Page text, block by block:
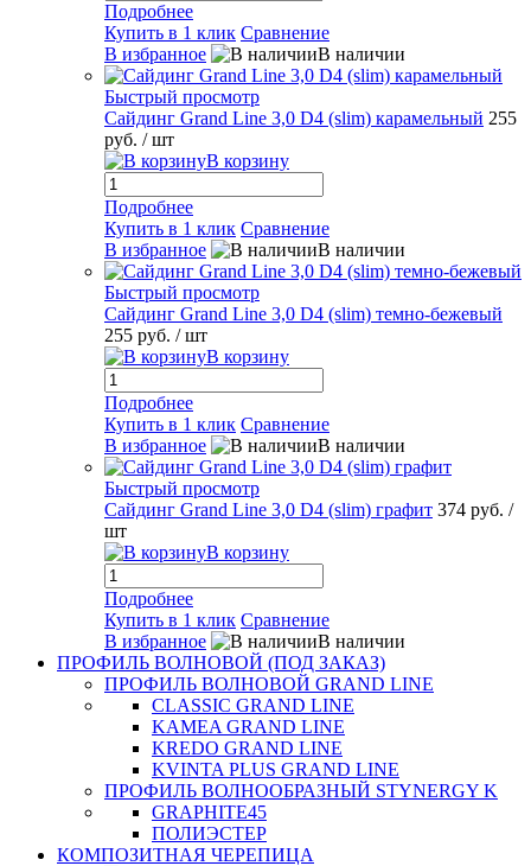
Подробнее
Купить в 1 клик Сравнение
В избранное
В наличии
Быстрый просмотр
Сайдинг Grand Line 3,0 D4 (slim) карамельный 255
руб. / шт
В корзину
Подробнее
Купить в 1 клик Сравнение
В избранное
В наличии
Быстрый просмотр
Сайдинг Grand Line 3,0 D4 (slim) темно-бежевый
255 руб. / шт
В корзину
Подробнее
Купить в 1 клик Сравнение
В избранное
В наличии
Быстрый просмотр
Сайдинг Grand Line 3,0 D4 (slim) графит 374 руб. /
шт
В корзину
Подробнее
Купить в 1 клик Сравнение
В избранное
В наличии
ПРОФИЛЬ ВОЛНОВОЙ (ПОД ЗАКАЗ)
ПРОФИЛЬ ВОЛНОВОЙ GRAND LINE
CLASSIC GRAND LINE
KAMEA GRAND LINE
KREDO GRAND LINE
KVINTA PLUS GRAND LINE
ПРОФИЛЬ ВОЛНООБРАЗНЫЙ STYNERGY K
GRAPHITE45
ПОЛИЭСТЕР
КОМПОЗИТНАЯ ЧЕРЕПИЦА